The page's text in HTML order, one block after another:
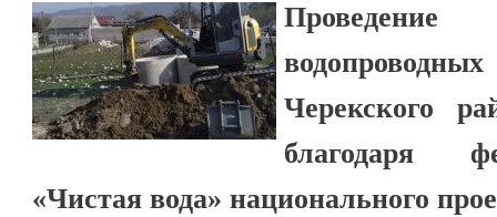
Черекского
благодаря
«Чистая вода» национального